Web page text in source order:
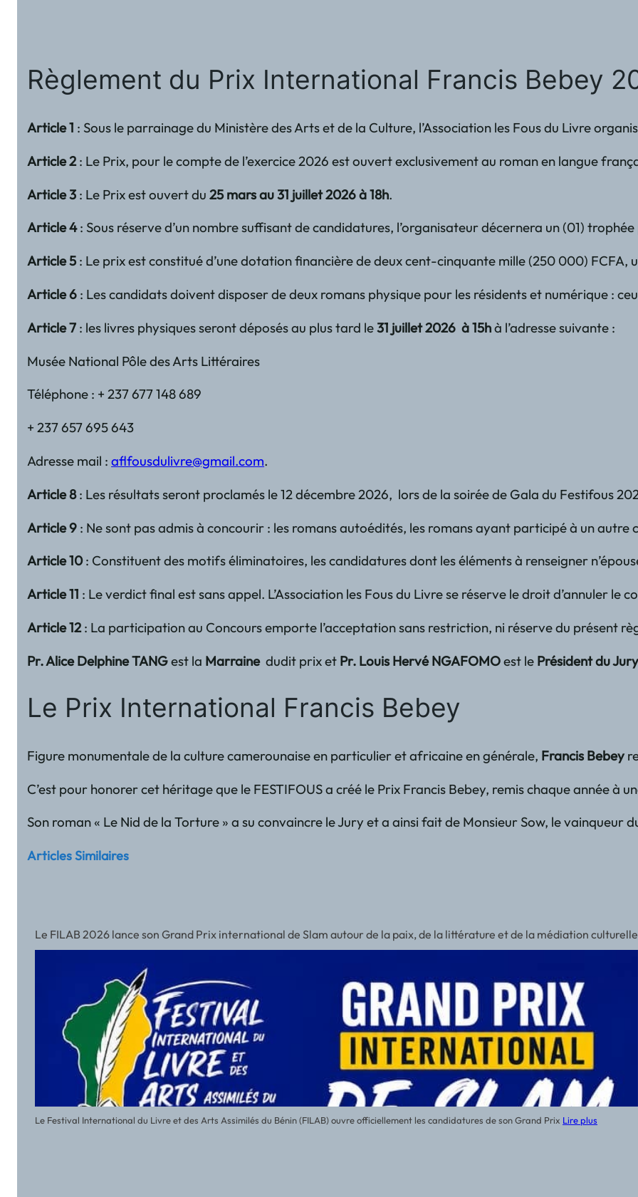
Règlement du Prix International Francis Bebey
Article 1 : Sous le parrainage du Ministère des Arts et de la Culture, l’Association les Fous du Livre
Article 2: Le Prix, pour le compte de l’exercice 2026 est ouvert exclusivement au roman en langue
Article 3 : Le Prix est ouvert du25 mars au 31 juillet 2026 à 18h.
Article 4: Sous réserve d’un nombre suffisant de candidatures, l’organisateur décernera un (01)
Article 5: Le prix est constitué d’une dotation financière de deux cent-cinquante mille (250 000)
Article 6 : Les candidats doivent disposer de deux romans physique pour les résidents et numérique :
Article 7 : les livres physiques seront déposés au plus tard le31 juillet 2026 à 15hà l’adresse suivante :
Musée National Pôle des Arts Littéraires
Téléphone : + 237 677 148 689
+ 237 657 695 643
Adresse mail :aflfousdulivre@gmail.com.
Article 8: Les résultats seront proclamés le 12 décembre 2026, lors de la soirée de Gala du Festifous
Article 9 : Ne sont pas admis à concourir : les romans autoédités, les romans ayant participé à un
Article 10: Constituent des motifs éliminatoires, les candidatures dont les éléments à renseigner
Article 11 : Le verdict final est sans appel. L’Association les Fous du Livre se réserve le droit d’annuler
Article 12: La participation au Concours emporte l’acceptation sans restriction, ni réserve du présent
Pr. Alice Delphine TANGest la Marrainedudit prix et Pr. Louis Hervé NGAFOMOest le Président du Jury
Le Prix International Francis Bebey
Figure monumentale de la culture camerounaise en particulier et africaine en générale, Francis Bebey
C’est pour honorer cet héritage que le FESTIFOUS a créé le Prix Francis Bebey, remis chaque
Son roman « Le Nid de la Torture » a su convaincre le Jury et a ainsi fait de Monsieur Sow, le vainqueur
Articles Similaires
Le FILAB 2026 lance son Grand Prix international de Slam autour de la paix, de la littérature et de la médiation culturelle
Le Festival International du Livre et des Arts Assimilés du Bénin (FILAB) ouvre officiellement les candidatures de son Grand Prix Lire plus